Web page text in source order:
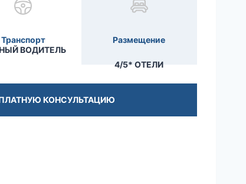
Транспорт
ВОДИТЕЛЬ
Размещение
4/5* ОТЕЛИ
КОНСУЛЬТАЦИЮ